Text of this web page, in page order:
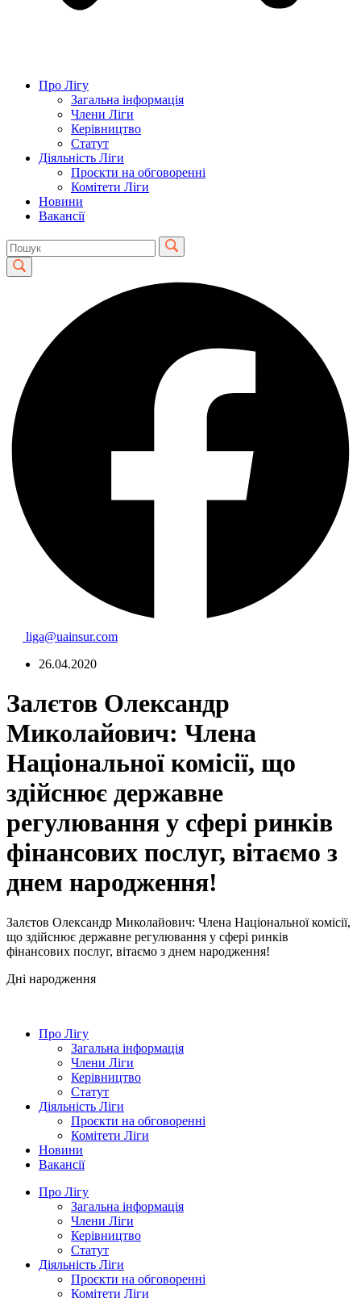
Про Лігу
Загальна інформація
Члени Ліги
Керівництво
Статут
Діяльність Ліги
Проєкти на обговоренні
Комітети Ліги
Новини
Вакансії
liga@uainsur.com
26.04.2020
Залєтов Олександр
Миколайович: Члена
Національної комісії, що
здійснює державне
регулювання у сфері ринків
фінансових послуг, вітаємо з
днем народження!
Залєтов Олександр Миколайович: Члена Національної комісії,
що здійснює державне регулювання у сфері ринків
фінансових послуг, вітаємо з днем народження!
Дні народження
Про Лігу
Загальна інформація
Члени Ліги
Керівництво
Статут
Діяльність Ліги
Проєкти на обговоренні
Комітети Ліги
Новини
Вакансії
Про Лігу
Загальна інформація
Члени Ліги
Керівництво
Статут
Діяльність Ліги
Проєкти на обговоренні
Комітети Ліги